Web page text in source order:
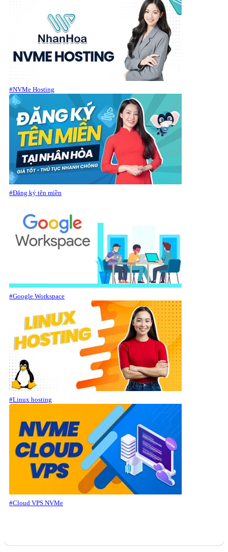
#NVMe Hosting
#Đăng ký tên miền
#Google Workspace
#Linux hosting
#Cloud VPS NVMe